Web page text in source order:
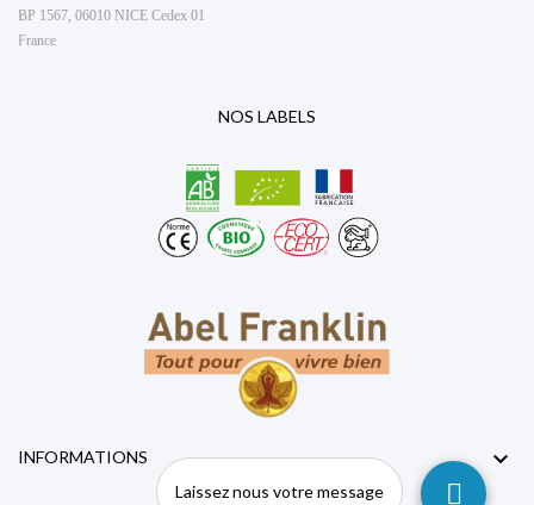
Laissez nous votre message
BP 1567, 06010 NICE Cedex 01
France
NOS LABELS
INFORMATIONS 